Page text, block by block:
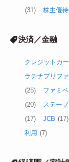
(31)
株主優待
決済／金融
クレジットカ
ラチナプリフ
(25)
ファミペ
(20)
ステー
(17)
JCB (17)
利用 (7)